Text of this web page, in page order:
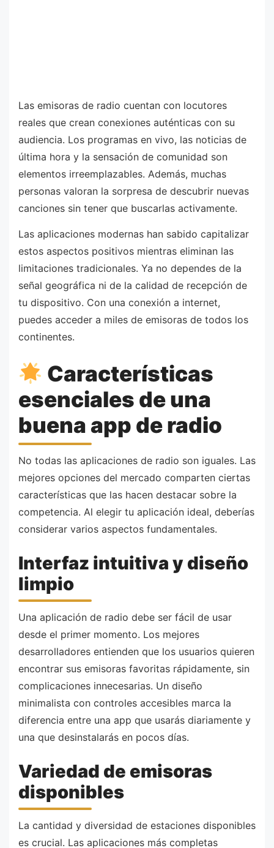
Las emisoras de radio cuentan con locutores
reales que crean conexiones auténticas con su
audiencia. Los programas en vivo, las noticias de
última hora y la sensación de comunidad son
elementos irreemplazables. Además, muchas
personas valoran la sorpresa de descubrir nuevas
canciones sin tener que buscarlas activamente.
Las aplicaciones modernas han sabido capitalizar
estos aspectos positivos mientras eliminan las
limitaciones tradicionales. Ya no dependes de la
señal geográfica ni de la calidad de recepción de
tu dispositivo. Con una conexión a internet,
puedes acceder a miles de emisoras de todos los
continentes.
Características
esenciales de una
buena app de radio
No todas las aplicaciones de radio son iguales. Las
mejores opciones del mercado comparten ciertas
características que las hacen destacar sobre la
competencia. Al elegir tu aplicación ideal, deberías
considerar varios aspectos fundamentales.
Interfaz intuitiva y diseño
limpio
Una aplicación de radio debe ser fácil de usar
desde el primer momento. Los mejores
desarrolladores entienden que los usuarios quieren
encontrar sus emisoras favoritas rápidamente, sin
complicaciones innecesarias. Un diseño
minimalista con controles accesibles marca la
diferencia entre una app que usarás diariamente y
una que desinstalarás en pocos días.
Variedad de emisoras
disponibles
La cantidad y diversidad de estaciones disponibles
es crucial. Las aplicaciones más completas